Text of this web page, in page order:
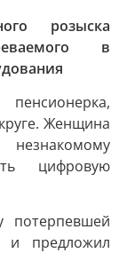
розыска
в
Женщина
незнакомому
цифровую
потерпевшей
и предложил